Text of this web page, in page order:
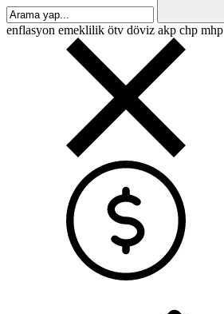
enflasyon emeklilik ötv döviz akp chp mhp